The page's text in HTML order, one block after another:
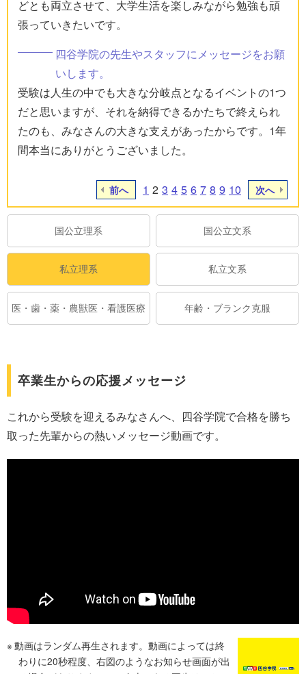
どとも両立させて、大学生活を楽しみながら勉強も頑
張っていきたいです。
四谷学院の先生やスタッフにメッセージをお願
いします。
受験は人生の中でも大きな分岐点となるイベントの1つ
だと思いますが、それを納得できるかたちで終えられ
たのも、みなさんの大きな支えがあったからです。1年
間本当にありがとうございました。
前へ 1 2 3 4 5 6 7 8 9 10 次へ
国公立理系 国公立文系
私立理系 私立文系
医・歯・薬・農獣医・看護医療 年齢・ブランク克服
卒業生からの応援メッセージ
これから受験を迎えるみなさんへ、四谷学院で合格を勝ち
取った先輩からの熱いメッセージ動画です。
動画はランダム再生されます。動画によっては終
わりに20秒程度、右図のようなお知らせ画面が出